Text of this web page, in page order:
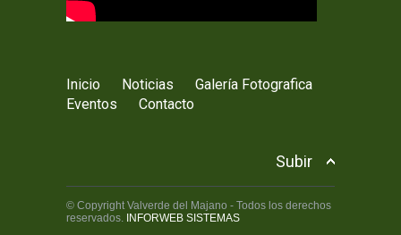
Inicio Noticias
Galería Fotografica
Eventos
Contacto
Subir
© Copyright Valverde del Majano - Todos los derechos
reservados. INFORWEB SISTEMAS